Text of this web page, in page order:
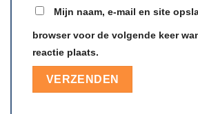
Mijn naam, e-mail en site
browser voor de volgende keer
reactie plaats.